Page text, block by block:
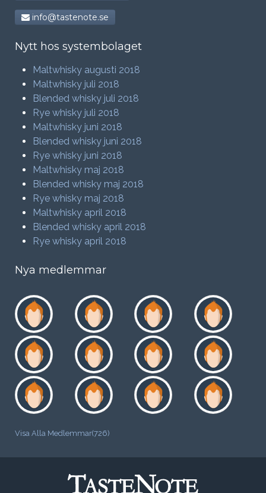
info@tastenote.se
Nytt hos systembolaget
Maltwhisky augusti 2018
Maltwhisky juli 2018
Blended whisky juli 2018
Rye whisky juli 2018
Maltwhisky juni 2018
Blended whisky juni 2018
Rye whisky juni 2018
Maltwhisky maj 2018
Blended whisky maj 2018
Rye whisky maj 2018
Maltwhisky april 2018
Blended whisky april 2018
Rye whisky april 2018
Nya medlemmar
Visa Alla Medlemmar(726)